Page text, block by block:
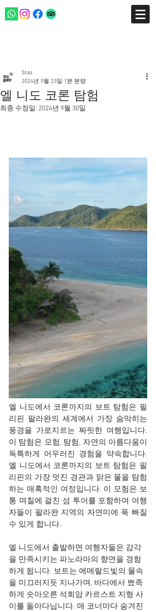
엘 니도 코론 탐험
Stas
2024년 9월 23일 1분 분량
최종 수정일: 2024년 9월 30일
엘 니도에서 코론까지의 보트 탐험은 필
리핀 팔라완의 세계에서 가장 숨막히는
풍경을 가로지르는 짜릿한 여행입니다.
이 탐험은 모험, 탐험, 자연의 아름다움이
독특하게 어우러진 경험을 약속합니다.
엘 니도에서 코론까지의 보트 탐험은 필
리핀의 가장 멋진 경관과 맑은 물을 탐험
하는 매혹적인 여정입니다. 이 모험은 보
통 며칠에 걸친 섬 투어를 포함하여 여행
자들이 팔라완 지역의 자연미에 푹 빠질
수 있게 합니다.
엘 니도에서 출발하면 여행자들은 감각
을 만족시키는 파노라마의 향연을 경험
하게 됩니다. 보트는 에메랄드빛의 물속
을 미끄러지듯 지나가며, 바다에서 뾰족
하게 솟아오른 석회암 카르스트 지형 사
이를 돌아다닙니다. 매 코너마다 숨겨진